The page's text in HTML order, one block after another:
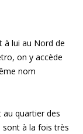
à lui au Nord de
on y accède
nom
quartier des
sont à la fois très